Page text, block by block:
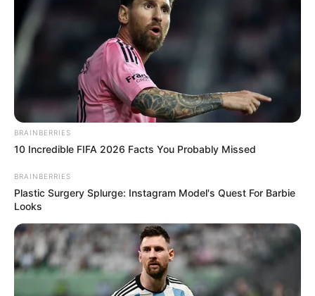
BRAINBERRIES
10 Incredible FIFA 2026 Facts You Probably Missed
BRAINBERRIES
Plastic Surgery Splurge: Instagram Model's Quest For Barbie
Looks